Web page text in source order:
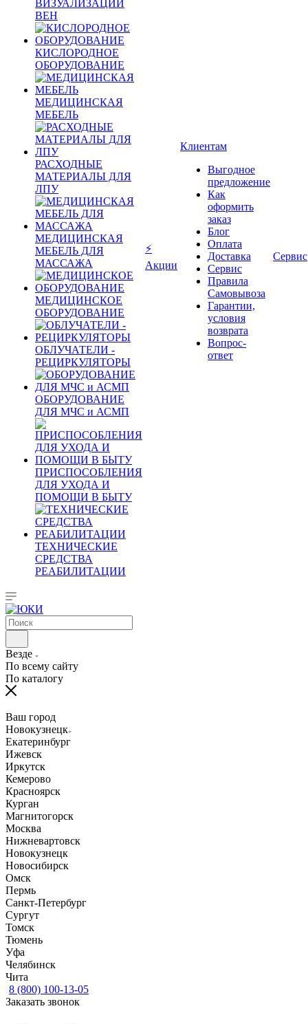
ВИЗУАЛИЗАЦИИ
ВЕН
КИСЛОРОДНОЕ
ОБОРУДОВАНИЕ
МЕДИЦИНСКАЯ
МЕБЕЛЬ
РАСХОДНЫЕ
МАТЕРИАЛЫ ДЛЯ
ЛПУ
МЕДИЦИНСКАЯ
МЕБЕЛЬ ДЛЯ
МАССАЖА
МЕДИЦИНСКОЕ
ОБОРУДОВАНИЕ
ОБЛУЧАТЕЛИ -
РЕЦИРКУЛЯТОРЫ
ОБОРУДОВАНИЕ
ДЛЯ МЧС и АСМП
ПРИСПОСОБЛЕНИЯ
ДЛЯ УХОДА И
ПОМОЩИ В БЫТУ
ТЕХНИЧЕСКИЕ
СРЕДСТВА
РЕАБИЛИТАЦИИ
⚡
Акции
Клиентам
Выгодное
предложение
Как
оформить
заказ
Блог
Оплата
Доставка
Сервис
Правила
Самовывоза
Гарантии,
условия
возврата
Вопрос-
ответ
Сервис
Везде
По всему сайту
По каталогу
Ваш город
Новокузнецк
Екатеринбург
Ижевск
Иркутск
Кемерово
Красноярск
Курган
Магнитогорск
Москва
Нижневартовск
Новокузнецк
Новосибирск
Омск
Пермь
Санкт-Петербург
Сургут
Томск
Тюмень
Уфа
Челябинск
Чита
8 (800) 100-13-05
Заказать звонок